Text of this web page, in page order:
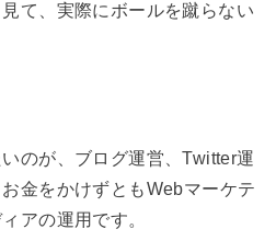
て、実際にボールを蹴らない
のが、ブログ運営、Twitter運
金をかけずともWebマーケテ
アの運用です。